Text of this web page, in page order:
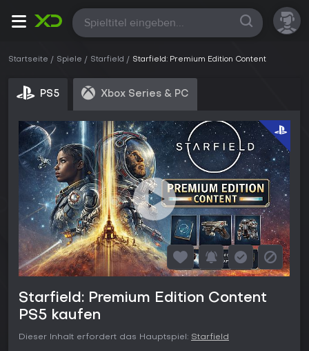
Alle
Startseite Spiele Starfield Starfield: Premium Edition Content
PS5 Xbox Series & PC
Starfield: Premium Edition Content
PS5 kaufen
Dieser Inhalt erfordert das Hauptspiel: Starfield